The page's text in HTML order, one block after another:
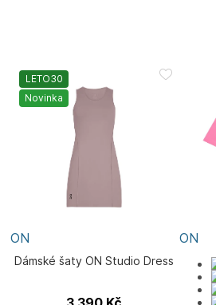
LETO30
Novinka
ON
Dámské šaty ON Studio Dress
ON